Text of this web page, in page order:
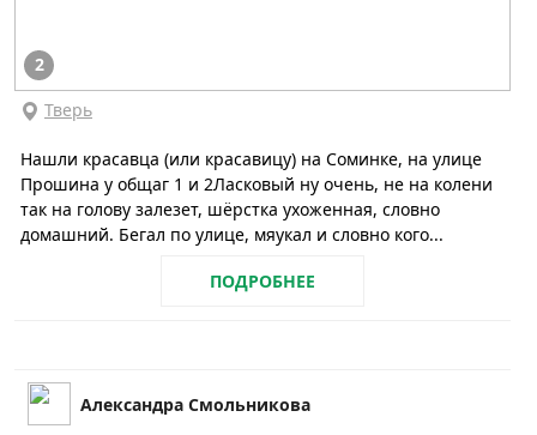
2
Тверь
Нашли красавца (или красавицу) на Соминке, на улице
Прошина у общаг 1 и 2Ласковый ну очень, не на колени
так на голову залезет, шёрстка ухоженная, словно
домашний. Бегал по улице, мяукал и словно кого...
ПОДРОБНЕЕ
Александра Смольникова